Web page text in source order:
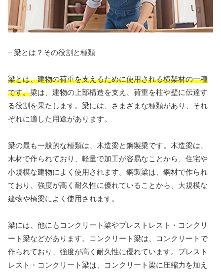
– 梁とは？その役割と種類
梁とは、建物の荷重を支えるために使用される横架材の一種
です。梁は、建物の上部構造を支え、荷重を柱や壁に伝達す
る役割を果たします。梁には、さまざまな種類があり、それ
ぞれに適した用途があります。
梁の最も一般的な種類は、木造梁と鋼製梁です。木造梁は、
木材で作られており、軽量で加工が容易なことから、住宅や
小規模な建物によく使用されます。鋼製梁は、鋼材で作られ
ており、強度が高く耐久性に優れていることから、大規模な
建物や橋梁によく使用されます。
梁には、他にもコンクリート梁やプレストレスト・コンクリ
ート梁などがあります。コンクリート梁は、コンクリートで
作られており、強度が高く耐久性に優れています。プレスト
レスト・コンクリート梁は、コンクリート梁に圧縮力を加え